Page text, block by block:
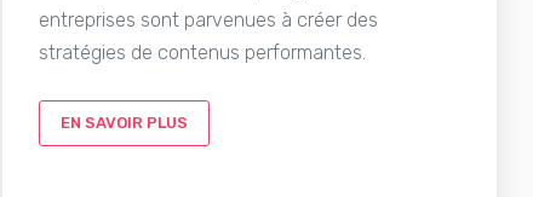
entreprises sont parvenues à créer des
stratégies de contenus performantes.
EN SAVOIR PLUS